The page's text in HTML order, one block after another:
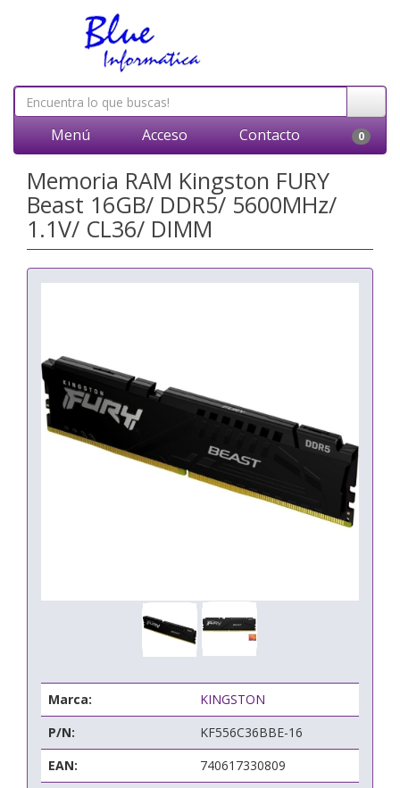
Menú Acceso Contacto 0
Memoria RAM Kingston FURY
Beast 16GB/ DDR5/ 5600MHz/
1.1V/ CL36/ DIMM
Marca:
KINGSTON
P/N:
KF556C36BBE-16
EAN:
740617330809